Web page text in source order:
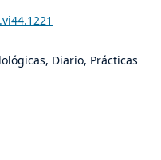
Diario, Prácticas